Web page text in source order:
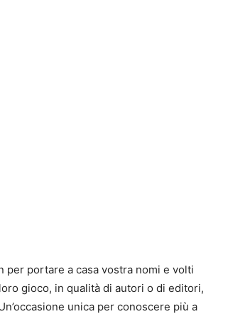
per portare a casa vostra nomi e volti
gioco, in qualità di autori o di editori,
unica per conoscere più a